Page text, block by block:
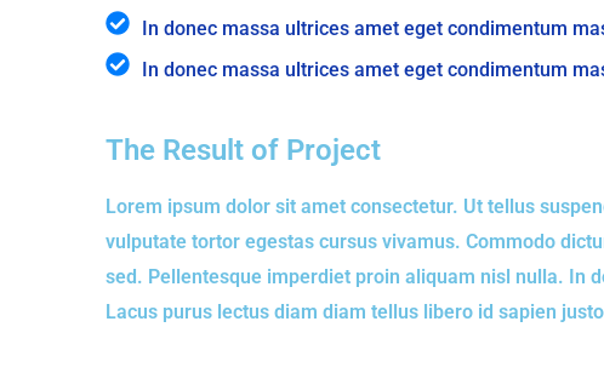
In donec massa ultrices amet eget condimentum
In donec massa ultrices amet eget condimentum
The Result of Project
Lorem ipsum dolor sit amet consectetur. Ut tellus
vulputate tortor egestas cursus vivamus. Commodo
sed. Pellentesque imperdiet proin aliquam nisl nulla. In
Lacus purus lectus diam diam tellus libero id sapien